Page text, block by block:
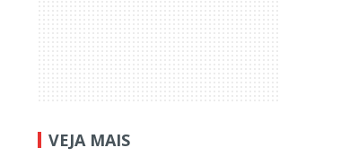
VEJA MAIS